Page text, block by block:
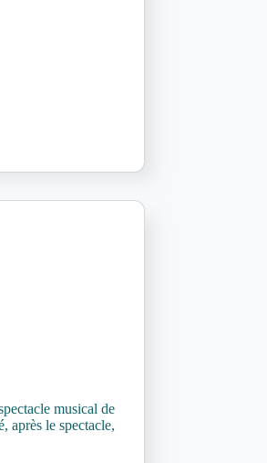
musical de
après le spectacle,